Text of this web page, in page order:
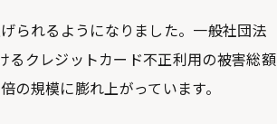
られるようになりました。一般社団法
るクレジットカード不正利用の被害総額
規模に膨れ上がっています。